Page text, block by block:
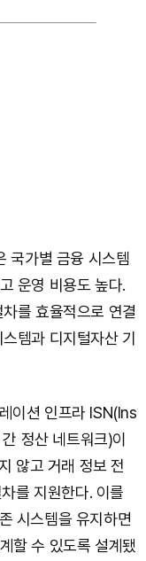
국가별 금융 시스템
운영 비용도 높다.
를 효율적으로 연결
템과 디지털자산 기
이션 인프라 ISN(Ins
정산 네트워크)이
않고 거래 정보 전
를 지원한다. 이를
시스템을 유지하면
할 수 있도록 설계됐